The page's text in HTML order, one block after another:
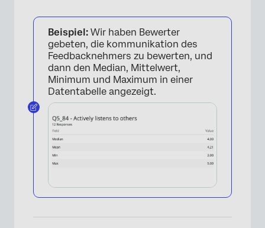
Beispiel: Wir haben Bewerter
gebeten, die kommunikation des
Feedbacknehmers zu bewerten, und
dann den Median, Mittelwert,
Minimum und Maximum in einer
Datentabelle angezeigt.